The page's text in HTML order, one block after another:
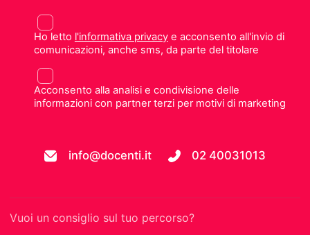
Ho letto l'informativa privacye acconsento all'invio di
comunicazioni, anche sms, da parte del titolare
Acconsento alla analisi e condivisione delle
informazioni con partner terzi per motivi di marketing
info@docenti.it 02 40031013
Vuoi un consiglio sul tuo percorso?